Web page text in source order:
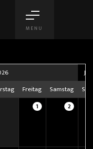
MENU
Freitag Samstag
1 2